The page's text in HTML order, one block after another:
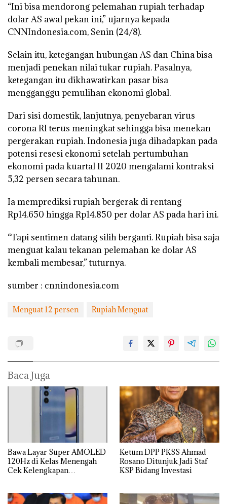
“Ini bisa mendorong pelemahan rupiah terhadap
dolar AS awal pekan ini,” ujarnya kepada
CNNIndonesia.com, Senin (24/8).
Selain itu, ketegangan hubungan AS dan China bisa
menjadi penekan nilai tukar rupiah. Pasalnya,
ketegangan itu dikhawatirkan pasar bisa
mengganggu pemulihan ekonomi global.
Dari sisi domestik, lanjutnya, penyebaran virus
corona RI terus meningkat sehingga bisa menekan
pergerakan rupiah. Indonesia juga dihadapkan pada
potensi resesi ekonomi setelah pertumbuhan
ekonomi pada kuartal II 2020 mengalami kontraksi
5,32 persen secara tahunan.
Ia memprediksi rupiah bergerak di rentang
Rp14.650 hingga Rp14.850 per dolar AS pada hari ini.
“Tapi sentimen datang silih berganti. Rupiah bisa saja
menguat kalau tekanan pelemahan ke dolar AS
kembali membesar,” tuturnya.
sumber : cnnindonesia.com
Menguat 12 persen Rupiah Menguat
Baca Juga
Bawa Layar Super AMOLED
120Hz di Kelas Menengah
Cek Kelengkapan
Ketum DPP PKSS Ahmad
Rosano Ditunjuk Jadi Staf
KSP Bidang Investasi